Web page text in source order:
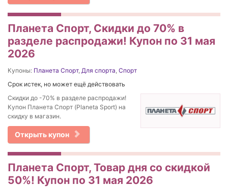
Планета Спорт, Скидки до 70% в
разделе распродажи! Купон по 31 мая
2026
Купоны: Планета Спорт, Для спорта Спорт
Срок истек, но может ещё действовать
Скидки до -70% в разделе распродажи!
Купон Планета Спорт (Planeta Sport) на
скидку в магазин.
Открыть купон
Планета Спорт, Товар дня со скидкой
50%! Купон по 31 мая 2026